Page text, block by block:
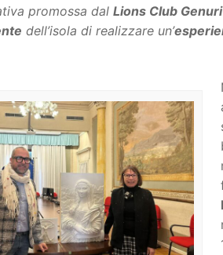
promossa dal Lions Club
dell’isola di realizzare un’